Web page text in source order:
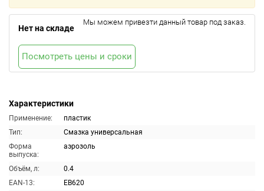
Характеристики
Применение:
пластик
Тип:
Смазка универсальная
Форма
выпуска:
аэрозоль
Объём, л:
0.4
EAN-13:
EB620
Нет на складе
Мы можем привезти данный товар под заказ.
Посмотреть цены и сроки